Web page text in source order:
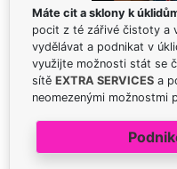
Máte cit a sklony k
pocit z té zářivé čistoty a
vydělávat a podnikat v
využijte možnosti stát se
sítě EXTRA SERVICES a
neomezenými možnostmi